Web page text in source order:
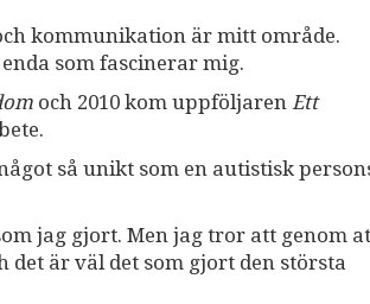
kommunikation är mitt område.
som fascinerar mig.
och 2010 kom uppföljaren Ett
så unikt som en autistisk
jag gjort. Men jag tror att genom
är väl det som gjort den största